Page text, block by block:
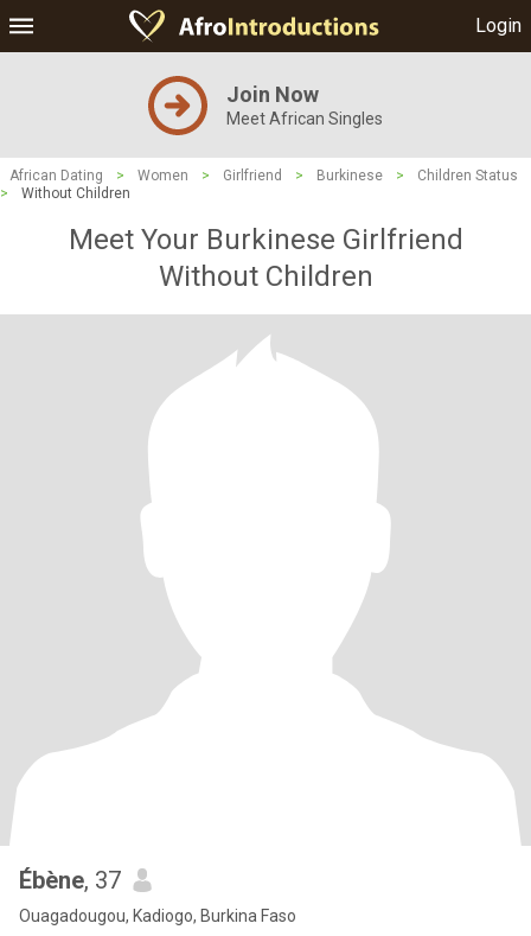
Login
Join Now
Meet African Singles
African Dating > Women > Girlfriend > Burkinese >
Children Status
>
Without Children
Meet Your Burkinese Girlfriend
Without Children
Ébène, 37
Ouagadougou, Kadiogo, Burkina Faso